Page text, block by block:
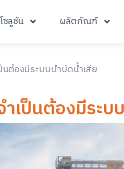
โซลูชัน ผลิตภัณฑ์
ต้องมีระบบบำบัดน้ำเสีย
เป็นต้องมีระบ